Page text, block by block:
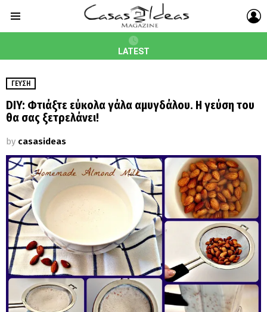
LATEST
ΓΕΎΣΗ
DIY: Φτιάξτε εύκολα γάλα αμυγδάλου. Η γεύση του
θα σας ξετρελάνει!
by casasideas